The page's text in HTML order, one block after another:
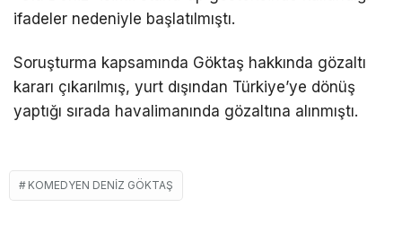
ifadeler nedeniyle başlatılmıştı.
Soruşturma kapsamında Göktaş hakkında gözaltı
kararı çıkarılmış, yurt dışından Türkiye’ye dönüş
yaptığı sırada havalimanında gözaltına alınmıştı.
KOMEDYEN DENIZ GÖKTAŞ